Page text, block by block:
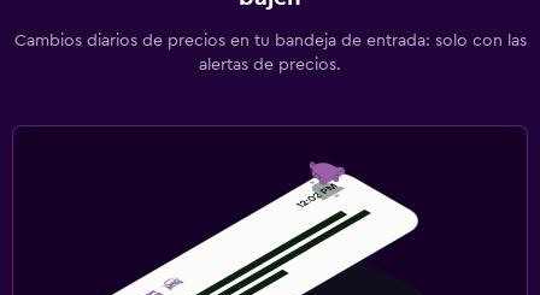
Cambios diarios de precios en tu bandeja de entrada: solo con las
alertas de precios.